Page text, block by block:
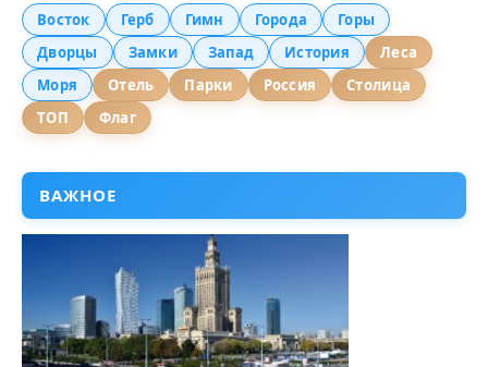
Восток Герб Гимн Города
Горы
Дворцы
Замки Запад История
Леса
Моря
Отель Парки Россия
Столица
ТОП
Флаг
ВАЖНОЕ